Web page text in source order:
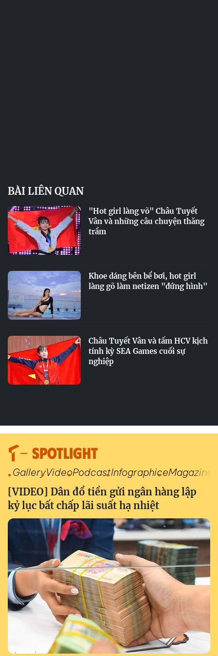
BÀI LIÊN QUAN
"Hot girl làng võ" Châu Tuyết
Vân và những câu chuyện thăng
trầm
Khoe dáng bên bể bơi, hot girl
làng gõ làm netizen "đứng hình"
Châu Tuyết Vân và tấm HCV kịch
tính kỳ SEA Games cuối sự
nghiệp
SPOTLIGHT
GalleryVideoPodcastInfographiceMagazine
[VIDEO] Dân đổ tiền gửi ngân hàng lập
kỷ lục bất chấp lãi suất hạ nhiệt